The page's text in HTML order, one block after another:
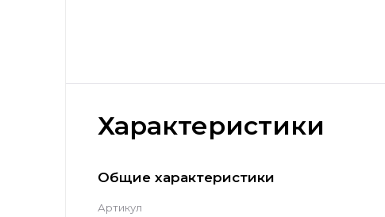
Характеристики
Общие характеристики
Артикул